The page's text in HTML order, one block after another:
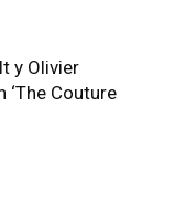
y Olivier
‘The Couture